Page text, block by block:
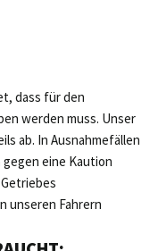
dass für den
werden muss. Unser
ab. In Ausnahmefällen
gegen eine Kaution
unseren Fahrern